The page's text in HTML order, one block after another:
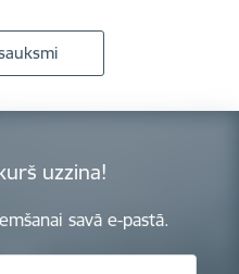
uzzina!
savā e-pastā.